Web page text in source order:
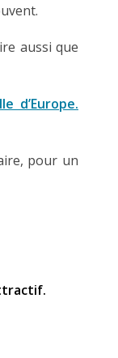
aussi que
d’Europe.
pour un